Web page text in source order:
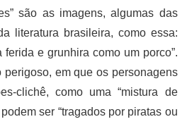
são as imagens, algumas das
literatura brasileira, como essa:
ferida e grunhira como um porco”.
perigoso, em que os personagens
clichê, como uma “mistura de
ser “tragados por piratas ou